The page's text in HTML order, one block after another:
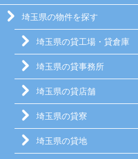
埼玉県の物件を探す
埼玉県の貸工場・貸倉庫
埼玉県の貸事務所
埼玉県の貸店舗
埼玉県の貸寮
埼玉県の貸地